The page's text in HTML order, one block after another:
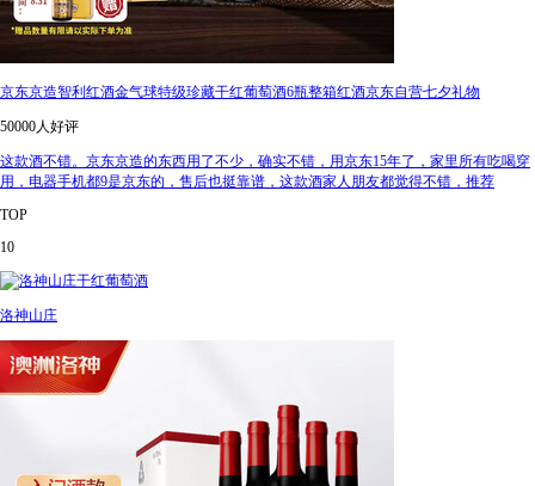
京东京造智利红酒金气球特级珍藏干红葡萄酒6瓶整箱红酒京东自营七夕礼物
50000人好评
这款酒不错。京东京造的东西用了不少，确实不错，用京东15年了，家里所有吃喝穿
用，电器手机都9是京东的，售后也挺靠谱，这款酒家人朋友都觉得不错，推荐
TOP
10
洛神山庄